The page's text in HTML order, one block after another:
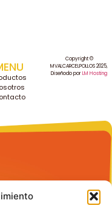
Copyright ©
MVALCARCELPOLLOS 2025,
Diseñodo porLM Hosting